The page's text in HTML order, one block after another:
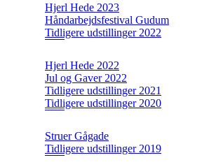
Hjerl Hede 2023
Håndarbejdsfestival Gudum
Tidligere udstillinger 2022
Hjerl Hede 2022
Jul og Gaver 2022
Tidligere udstillinger 2021
Tidligere udstillinger 2020
Struer Gågade
Tidligere udstillinger 2019